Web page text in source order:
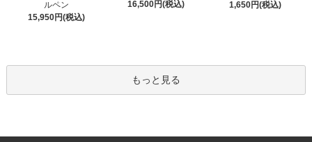
ルペン
15,950円(税込)
16,500円(税込)
1,650円(税込)
もっと見る